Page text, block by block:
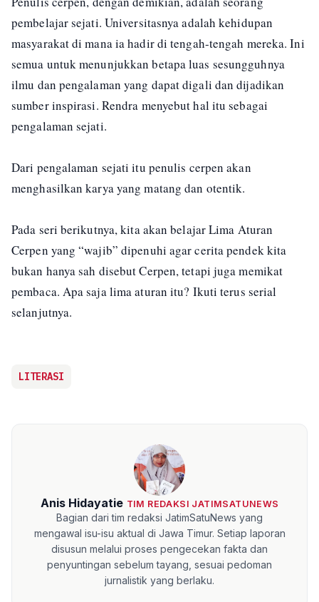
pembelajar sejati. Universitasnya adalah kehidupan
masyarakat di mana ia hadir di tengah-tengah mereka. Ini
semua untuk menunjukkan betapa luas sesungguhnya
ilmu dan pengalaman yang dapat digali dan dijadikan
sumber inspirasi. Rendra menyebut hal itu sebagai
pengalaman sejati.
Dari pengalaman sejati itu penulis cerpen akan
menghasilkan karya yang matang dan otentik.
Pada seri berikutnya, kita akan belajar Lima Aturan
Cerpen yang “wajib” dipenuhi agar cerita pendek kita
bukan hanya sah disebut Cerpen, tetapi juga memikat
pembaca. Apa saja lima aturan itu? Ikuti terus serial
selanjutnya.
LITERASI
Anis Hidayatie TIM REDAKSI JATIMSATUNEWS
Bagian dari tim redaksi JatimSatuNews yang
mengawal isu-isu aktual di Jawa Timur. Setiap laporan
disusun melalui proses pengecekan fakta dan
penyuntingan sebelum tayang, sesuai pedoman
jurnalistik yang berlaku.